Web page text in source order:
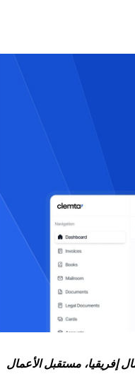
إفريقيا، مستقبل الأعمال